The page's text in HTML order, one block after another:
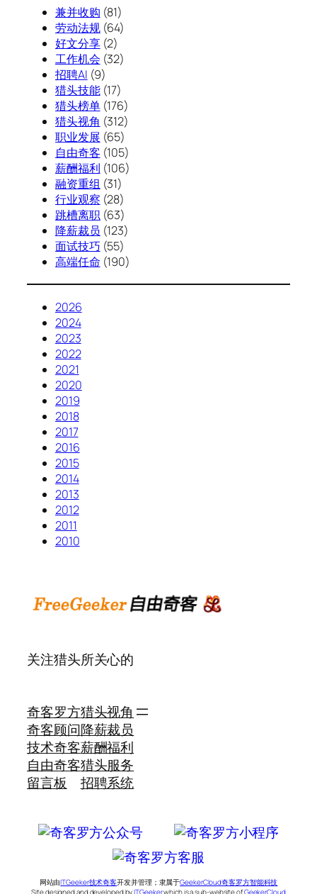
兼并收购 (81)
劳动法规(64)
好文分享(2)
工作机会 (32)
招聘AI (9)
猎头技能(17)
猎头榜单(176)
猎头视角 (312)
职业发展 (65)
自由奇客 (105)
薪酬福利 (106)
融资重组 (31)
行业观察 (28)
跳槽离职(63)
降薪裁员 (123)
面试技巧 (55)
高端任命 (190)
2026
2024
2023
2022
2021
2020
2019
2018
2017
2016
2015
2014
2013
2012
2011
2010
关注猎头所关心的
奇客罗方
奇客顾问
技术奇客
自由奇客
留言板
猎头视角
降薪裁员
薪酬福利
猎头服务
招聘系统
网站由ITGeeker技术奇客开发并管理；隶属于GeekerCloud奇客罗方智能科技
Site designed and developed byITGeekerwhich is a sub-website ofGeekerCloud